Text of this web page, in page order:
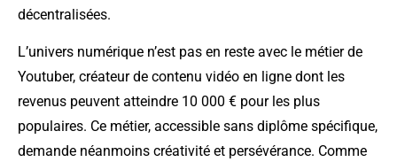
décentralisées.
L’univers numérique n’est pas en reste avec le métier de
Youtuber, créateur de contenu vidéo en ligne dont les
revenus peuvent atteindre 10 000 € pour les plus
populaires. Ce métier, accessible sans diplôme spécifique,
demande néanmoins créativité et persévérance. Comme